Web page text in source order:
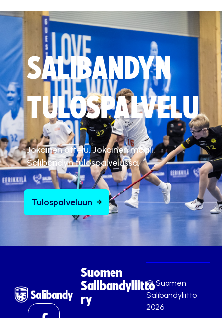
SALIBANDYN
TULOSPALVELU
Jokainen ottelu. Jokainen maali.
Salibandyn tulospalvelussa.
Tulospalveluun
Suomen
Salibandyliitto
ry
© Suomen
Salibandyliitto
2026